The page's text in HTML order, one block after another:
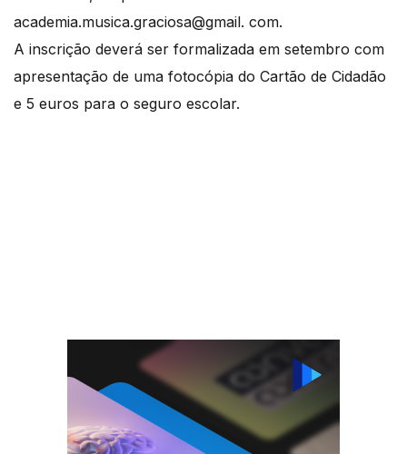
academia.musica.graciosa@gmail. com.
A inscrição deverá ser formalizada em setembro com
apresentação de uma fotocópia do Cartão de Cidadão
e 5 euros para o seguro escolar.